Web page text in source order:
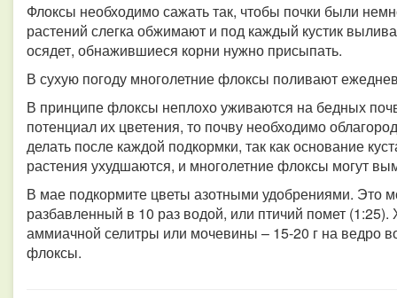
Флоксы необходимо сажать так, чтобы почки были
растений слегка обжимают и под каждый кустик
осядет, обнажившиеся корни нужно присыпать.
В сухую погоду многолетние флоксы поливают
В принципе флоксы неплохо уживаются на бедных
потенциал их цветения, то почву необходимо
делать после каждой подкормки, так как основание
растения ухудшаются, и многолетние флоксы могут
В мае подкормите цветы азотными удобрениями. Это
разбавленный в 10 раз водой, или птичий помет
аммиачной селитры или мочевины – 15-20 г на ведро
флоксы.